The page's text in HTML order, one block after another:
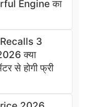
Engine का
3
क्या
से होगी फ्री